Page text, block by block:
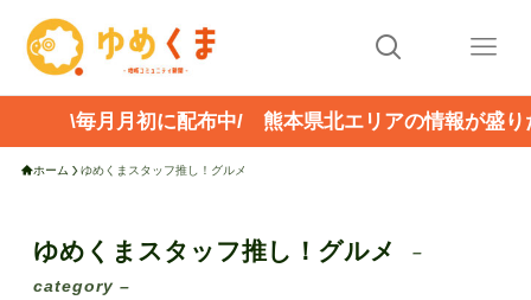
\毎月月初に配布中/ 熊本県北エリアの情報が盛り
ホーム ゆめくまスタッフ推し！グルメ
ゆめくまスタッフ推し！グルメ
–
category –